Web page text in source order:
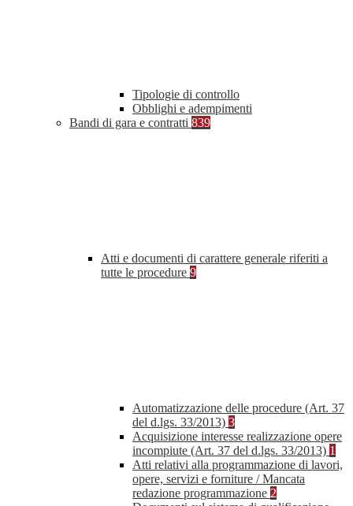
Tipologie di controllo
Obblighi e adempimenti
Bandi di gara e contratti 839
Atti e documenti di carattere generale riferiti a
tutte le procedure 9
Automatizzazione delle procedure (Art. 37
del d.lgs. 33/2013) 3
Acquisizione interesse realizzazione opere
incompiute (Art. 37 del d.lgs. 33/2013) 1
Atti relativi alla programmazione di lavori,
opere, servizi e forniture / Mancata
redazione programmazione 2